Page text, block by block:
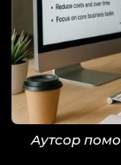
Аутсор